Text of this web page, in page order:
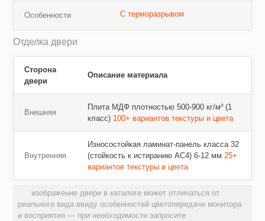
Особенности С терморазрывом
Отделка двери
Сторона
двери
Описание материала
Внешняя
Плита МДФ плотностью 500-900 кг/м³ (1
класс) 100+ вариантов текстуры и цвета
Внутренняя
Износостойкая ламинат-панель класса 32
(стойкость к истиранию AC4) 6-12 мм 25+
вариантов текстуры и цвета
изображение двери в каталоге может отличаться от
реального вида ввиду особенностей цветопередачи монитора
и восприятия — при необходимости запросите